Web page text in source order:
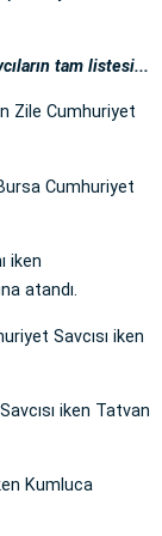
tam listesi...
Zile Cumhuriyet
Cumhuriyet
iken
atandı.
Savcısı iken
iken Tatvan
Kumluca